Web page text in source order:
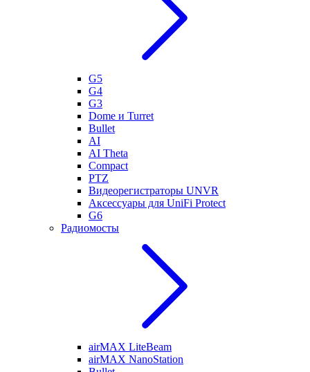
G5
G4
G3
Dome и Turret
Bullet
AI
AI Theta
Compact
PTZ
Видеорегистраторы UNVR
Аксессуары для UniFi Protect
G6
Радиомосты
airMAX LiteBeam
airMAX NanoStation